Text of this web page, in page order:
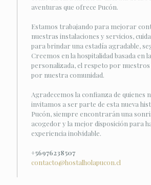
aventuras que ofrece Pucón.
Estamos trabajando para mejorar
nuestras instalaciones y servicios,
para brindar una estadía agradable,
Creemos en la hospitalidad basada en
personalizada, el respeto por
por nuestra comunidad.
Agradecemos la confianza de quienes
invitamos a ser parte de esta nueva
Pucón, siempre encontrarán una
acogedor y la mejor disposición para
experiencia inolvidable.
+56976238507
contacto@hostalholapucon.cl